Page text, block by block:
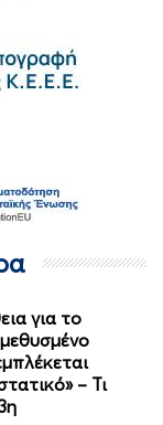
για το
– Τι